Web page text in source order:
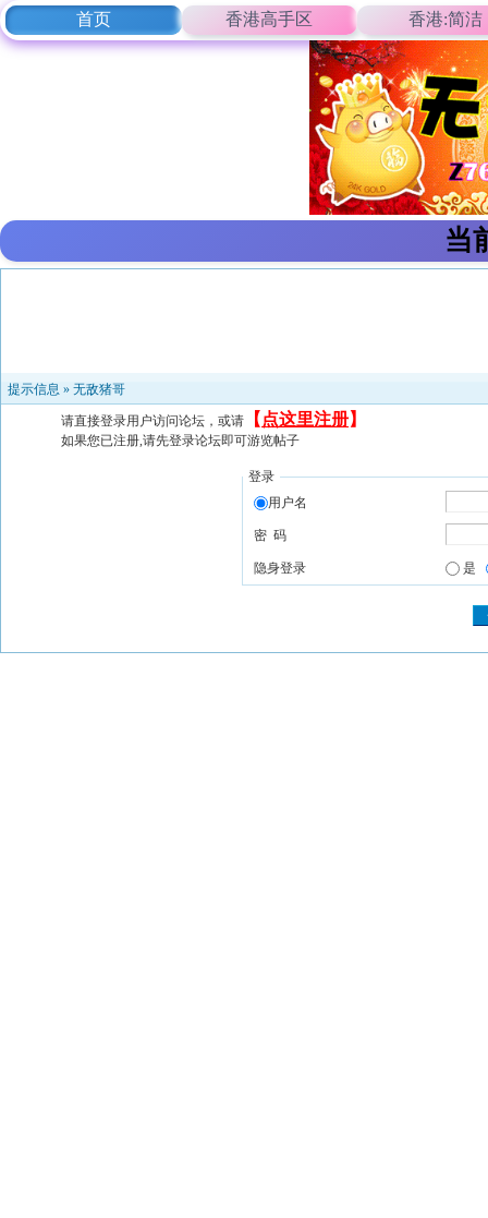
首页 香港高手区 香港:简洁
当
提示信息 » 无敌猪哥
请直接登录用户访问论坛，或请 【 点这里注册】
如果您已注册,请先登录论坛即可游览帖子
登录
用户名
密 码
隐身登录 是